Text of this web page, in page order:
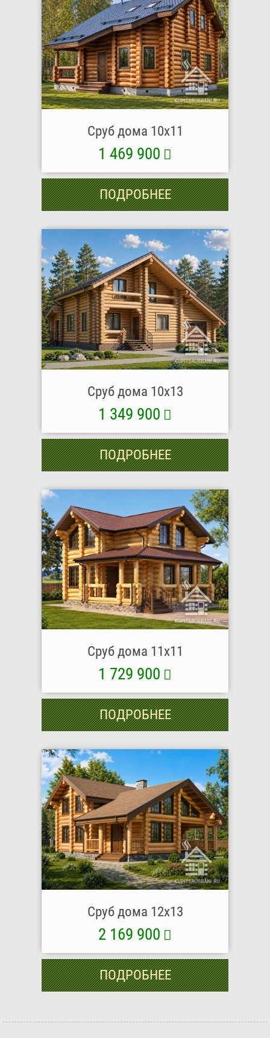
Сруб дома 10х11
1 469 900
ПОДРОБНЕЕ
Сруб дома 10x13
1 349 900
ПОДРОБНЕЕ
Сруб дома 11x11
1 729 900
ПОДРОБНЕЕ
Сруб дома 12x13
2 169 900
ПОДРОБНЕЕ